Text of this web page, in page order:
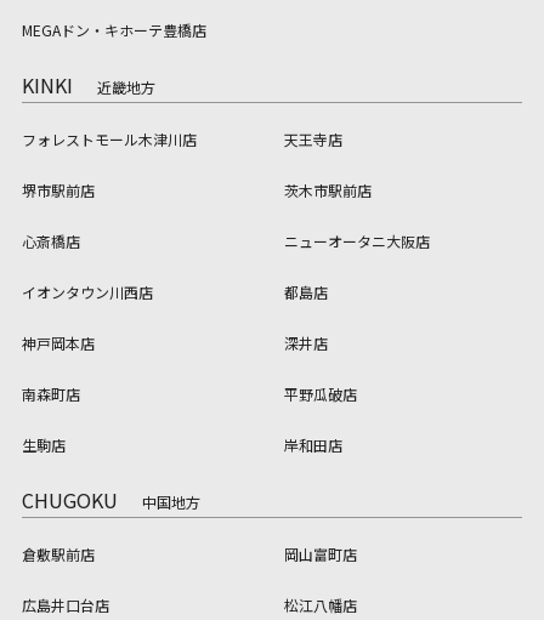
MEGAドン・キホーテ豊橋店
KINKI 近畿地方
フォレストモール木津川店 天王寺店
堺市駅前店 茨木市駅前店
心斎橋店 ニューオータニ大阪店
イオンタウン川西店 都島店
神戸岡本店 深井店
南森町店 平野瓜破店
生駒店 岸和田店
CHUGOKU 中国地方
倉敷駅前店 岡山富町店
広島井口台店 松江八幡店